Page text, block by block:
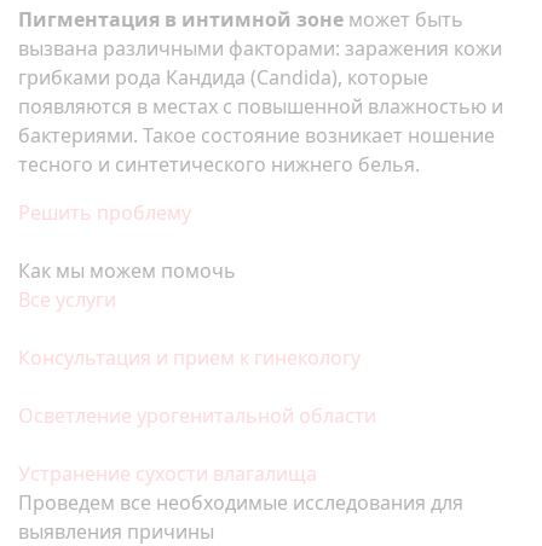
Пигментация в интимной зоне может быть
вызвана различными факторами: заражения кожи
грибками рода Кандида (Candida), которые
появляются в местах с повышенной влажностью и
бактериями. Такое состояние возникает ношение
тесного и синтетического нижнего белья.
Решить проблему
Как мы можем помочь
Все услуги
Консультация и прием к гинекологу
Осветление урогенитальной области
Устранение сухости влагалища
Проведем все необходимые исследования для
выявления причины